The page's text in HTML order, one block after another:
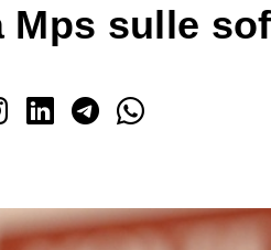
Mps sulle